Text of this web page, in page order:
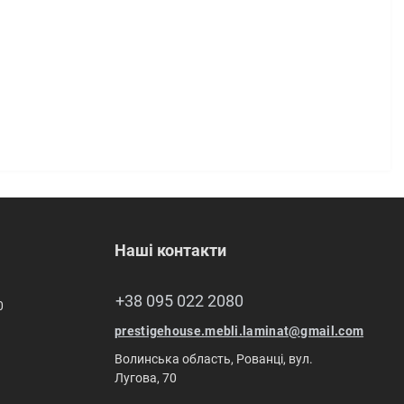
Наші контакти
+38 095 022 2080
prestigehouse.mebli.laminat@gmail.com
Волинська область, Рованці, вул.
Лугова, 70